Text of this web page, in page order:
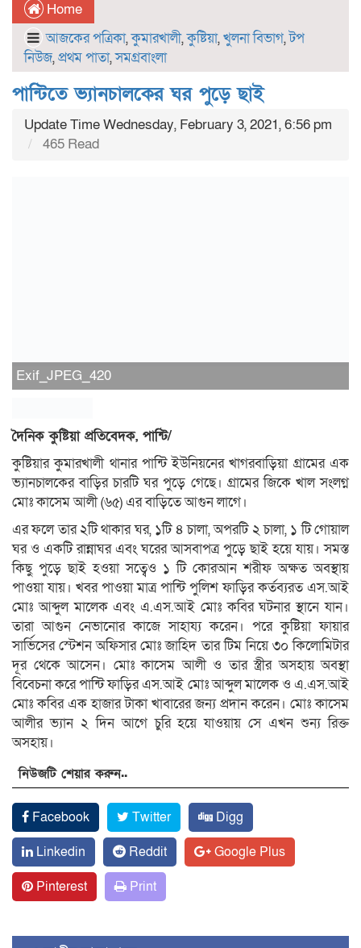
Home
আজকের পত্রিকা,কুমারখালী,কুষ্টিয়া,খুলনা বিভাগ,টপ
নিউজ,প্রথম পাতা,সমগ্রবাংলা
পান্টিতে ভ্যানচালকের ঘর পুড়ে ছাই
Update Time Wednesday, February 3, 2021, 6:56 pm
465 Read
Exif_JPEG_420
দৈনিক কুষ্টিয়া প্রতিবেদক, পান্টি/
কুষ্টিয়ার কুমারখালী থানার পান্টি ইউনিয়নের খাগরবাড়িয়া গ্রামের এক
ভ্যানচালকের বাড়ির চারটি ঘর পুড়ে গেছে। গ্রামের জিকে খাল সংলগ্ন
মোঃ কাসেম আলী (৬৫) এর বাড়িতে আগুন লাগে।
এর ফলে তার ২টি থাকার ঘর, ১টি ৪ চালা, অপরটি ২ চালা, ১ টি গোয়াল
ঘর ও একটি রান্নাঘর এবং ঘরের আসবাপত্র পুড়ে ছাই হয়ে যায়। সমস্ত
কিছু পুড়ে ছাই হওয়া সত্বেও ১ টি কোরআন শরীফ অক্ষত অবস্থায়
পাওয়া যায়। খবর পাওয়া মাত্র পান্টি পুলিশ ফাড়ির কর্তব্যরত এস.আই
মোঃ আব্দুল মালেক এবং এ.এস.আই মোঃ কবির ঘটনার স্থানে যান।
তারা আগুন নেভানোর কাজে সাহায্য করেন। পরে কুষ্টিয়া ফায়ার
সার্ভিসের স্টেশন অফিসার মোঃ জাহিদ তার টিম নিয়ে ৩০ কিলোমিটার
দূর থেকে আসেন। মোঃ কাসেম আলী ও তার স্ত্রীর অসহায় অবস্থা
বিবেচনা করে পান্টি ফাড়ির এস.আই মোঃ আব্দুল মালেক ও এ.এস.আই
মোঃ কবির এক হাজার টাকা খাবারের জন্য প্রদান করেন। মোঃ কাসেম
আলীর ভ্যান ২ দিন আগে চুরি হয়ে যাওয়ায় সে এখন শুন্য রিক্ত
অসহায়।
নিউজটি শেয়ার করুন..
Facebook Twitter
Digg
Linkedin
Reddit
Google Plus
Pinterest
Print